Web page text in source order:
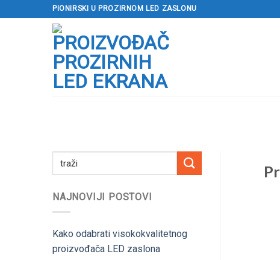
na
PIONIRSKI U PROZIRNOM LED ZASLONU
NAJNOVIJI POSTOVI
Kako odabrati visokokvalitetnog
proizvođača LED zaslona